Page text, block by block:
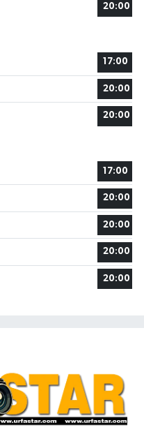
20:00
17:00
20:00
20:00
17:00
20:00
20:00
20:00
20:00